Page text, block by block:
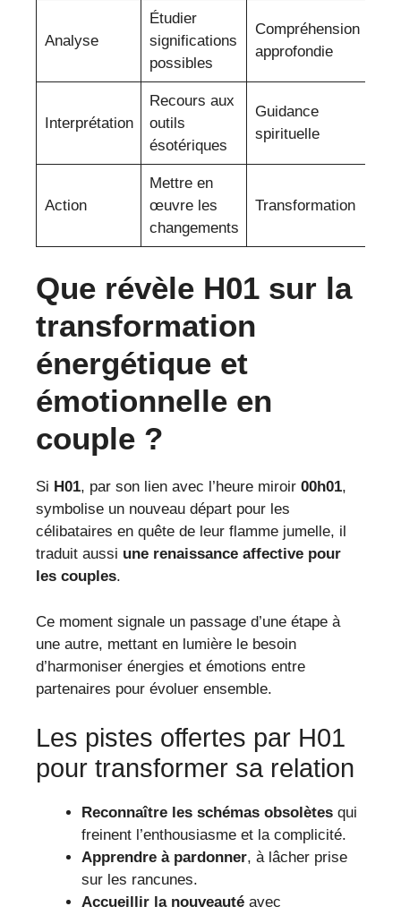
Analyse
Étudier
significations
possibles
Compréhension
approfondie
Interprétation
Recours aux
outils
ésotériques
Guidance
spirituelle
Action
Mettre en
œuvre les
changements
Transformation
Que révèle H01 sur la
transformation
énergétique et
émotionnelle en
couple ?
Si H01, par son lien avec l’heure miroir 00h01,
symbolise un nouveau départ pour les
célibataires en quête de leur flamme jumelle, il
traduit aussi une renaissance affective pour
les couples.
Ce moment signale un passage d’une étape à
une autre, mettant en lumière le besoin
d’harmoniser énergies et émotions entre
partenaires pour évoluer ensemble.
Les pistes offertes par H01
pour transformer sa relation
Reconnaître les schémas obsolètes qui
freinent l’enthousiasme et la complicité.
Apprendre à pardonner, à lâcher prise
sur les rancunes.
Accueillir la nouveauté avec